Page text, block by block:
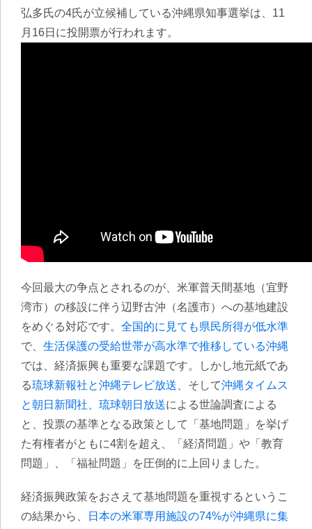
弘多氏の4氏が立候補している沖縄県知事選挙は、11
月16日に投開票が行われます。
今回最大の争点とされるのが、米軍普天間基地（宜野
湾市）の移設に伴う辺野古沖（名護市）への基地建設
をめぐる対応です。 全国的に見ても県民所得が低水準
で、 生活保護の受給世帯が高水準で推移している沖縄
では、経済振興も重要な課題です。しかし地元紙であ
る琉球新報社と沖縄テレビ放送 、そして沖縄タイムス
と朝日新聞社、琉球朝日放送による世論調査による
と、投票の基準となる政策として「基地問題」を挙げ
た有権者がともに4割を超え、「経済問題」や「教育
問題」、「福祉問題」を圧倒的に上回りました。
経済振興政策をおさえて基地問題を重視するというこ
の結果から、
日本の米軍専用施設の74%が沖縄県に集